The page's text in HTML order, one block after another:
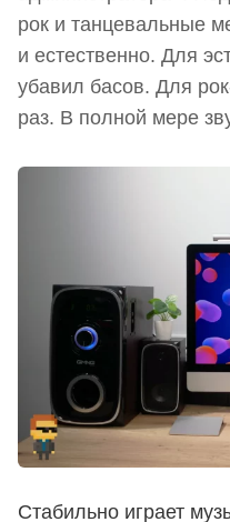
рок и танцевальные
и естественно. Для
убавил басов. Для
раз. В полной мере
Стабильно играет